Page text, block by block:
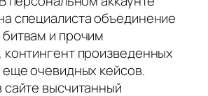
специалиста объединение
и прочим
контингент произведенных
еще очевидных кейсов.
сайте высчитанный